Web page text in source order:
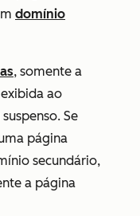
domínio
, somente a
ao
Se
página
secundário,
a página